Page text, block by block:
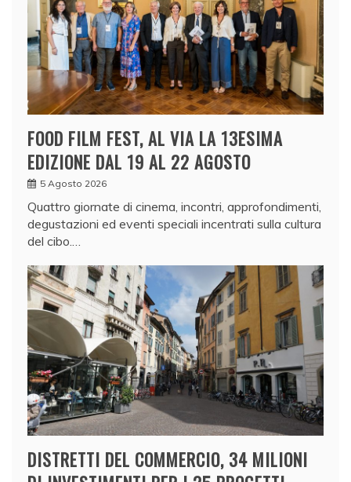
FOOD FILM FEST, AL VIA LA 13ESIMA
EDIZIONE DAL 19 AL 22 AGOSTO
5 Agosto 2026
Quattro giornate di cinema, incontri, approfondimenti,
degustazioni ed eventi speciali incentrati sulla cultura
del cibo.…
DISTRETTI DEL COMMERCIO, 34 MILIONI